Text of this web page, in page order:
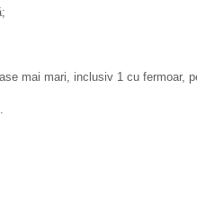
mai mari, inclusiv 1 cu fermoar,